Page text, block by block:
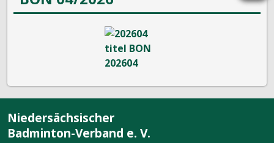
Niedersächsischer
Badminton-Verband e. V.